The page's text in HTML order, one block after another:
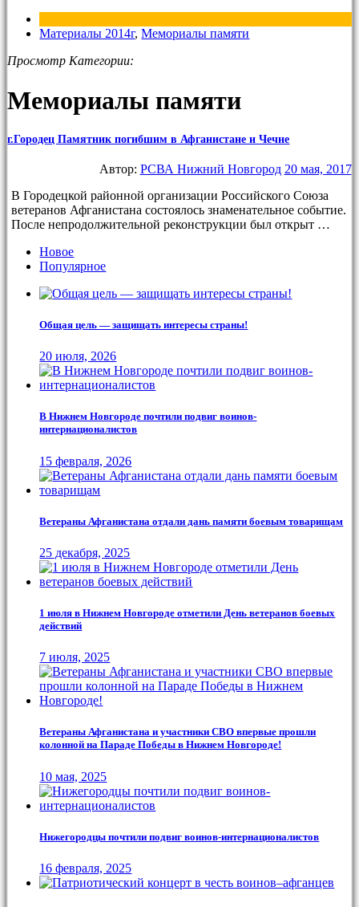
Материалы 2014г,Мемориалы памяти
Просмотр Категории:
Мемориалы памяти
г.Городец Памятник погибшим в Афганистане и Чечне
Автор: РСВА Нижний Новгород 20 мая, 2017
В Городецкой районной организации Российского Союза
ветеранов Афганистана состоялось знаменательное событие.
После непродолжительной реконструкции был открыт …
Новое
Популярное
Общая цель — защищать интересы страны!
20 июля, 2026
В Нижнем Новгороде почтили подвиг воинов-
интернационалистов
15 февраля, 2026
Ветераны Афганистана отдали дань памяти боевым товарищам
25 декабря, 2025
1 июля в Нижнем Новгороде отметили День ветеранов боевых
действий
7 июля, 2025
Ветераны Афганистана и участники СВО впервые прошли
колонной на Параде Победы в Нижнем Новгороде!
10 мая, 2025
Нижегородцы почтили подвиг воинов-интернационалистов
16 февраля, 2025